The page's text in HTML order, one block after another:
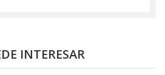
INTERESAR